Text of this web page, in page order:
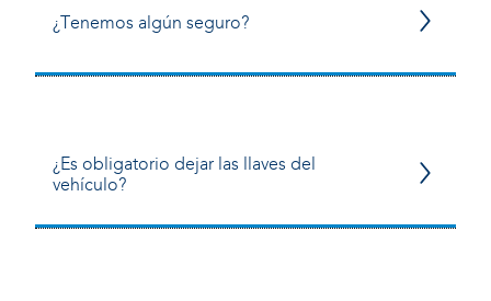
¿Tenemos algún seguro?
¿Es obligatorio dejar las llaves del
vehículo?